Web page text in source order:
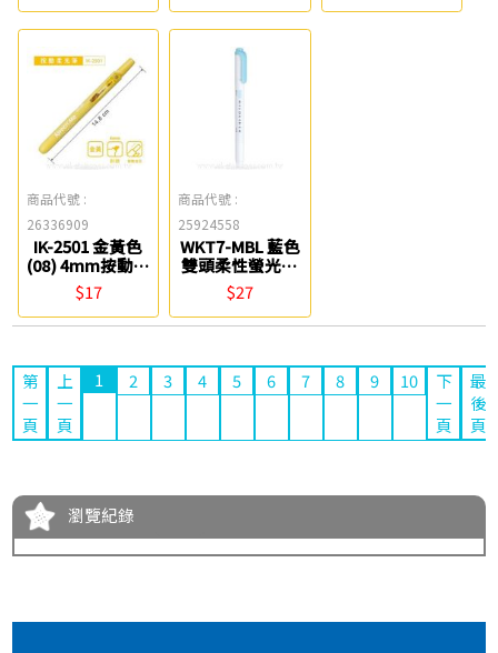
商品代號 :
26336909
IK-2501 金黃色
(08) 4mm按動柔
光筆 SKB
$17
商品代號 :
25924558
WKT7-MBL 藍色
雙頭柔性螢光筆
ZEBRA
$27
第
一
頁
上
一
頁
1 2 3 4 5 6 7 8 9 10
下
一
頁
最
後
頁
瀏覽紀錄